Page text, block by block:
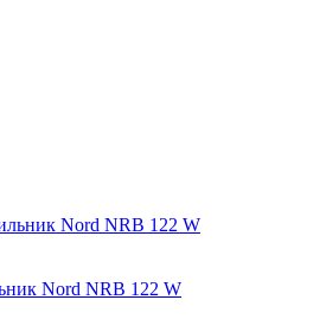
Nord NRB 122 W